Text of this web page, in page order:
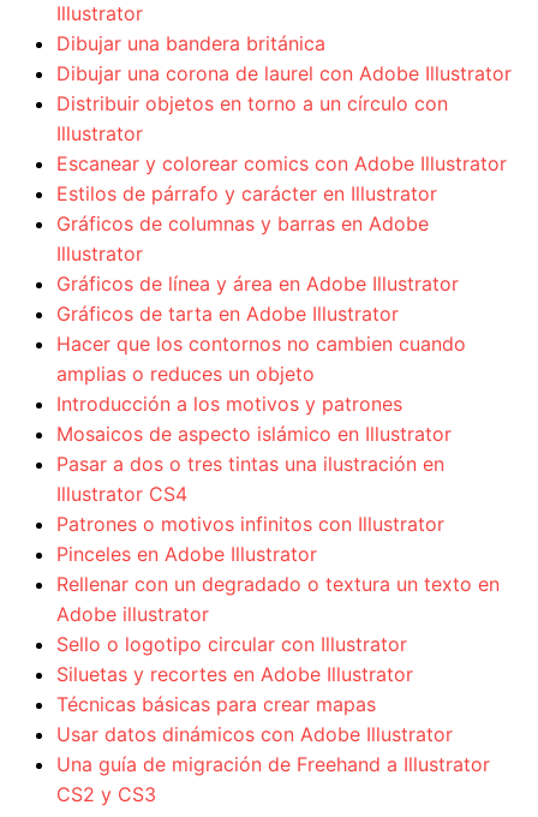
Illustrator
Dibujar una bandera británica
Dibujar una corona de laurel con Adobe Illustrator
Distribuir objetos en torno a un círculo con
Illustrator
Escanear y colorear comics con Adobe Illustrator
Estilos de párrafo y carácter en Illustrator
Gráficos de columnas y barras en Adobe
Illustrator
Gráficos de línea y área en Adobe Illustrator
Gráficos de tarta en Adobe Illustrator
Hacer que los contornos no cambien cuando
amplias o reduces un objeto
Introducción a los motivos y patrones
Mosaicos de aspecto islámico en Illustrator
Pasar a dos o tres tintas una ilustración en
Illustrator CS4
Patrones o motivos infinitos con Illustrator
Pinceles en Adobe Illustrator
Rellenar con un degradado o textura un texto en
Adobe illustrator
Sello o logotipo circular con Illustrator
Siluetas y recortes en Adobe Illustrator
Técnicas básicas para crear mapas
Usar datos dinámicos con Adobe Illustrator
Una guía de migración de Freehand a Illustrator
CS2 y CS3